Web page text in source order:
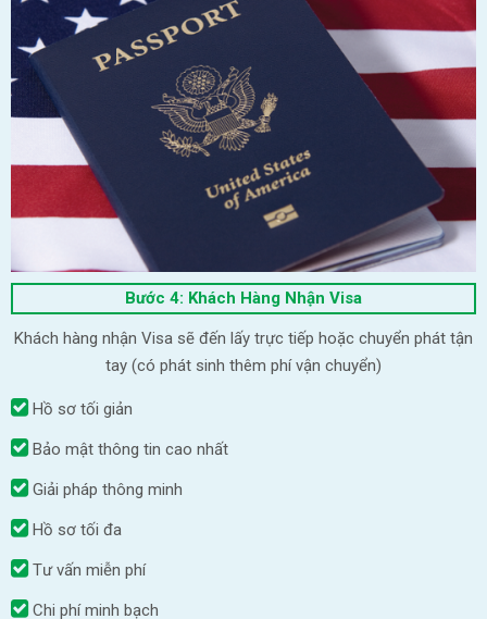
Bước 4: Khách Hàng Nhận Visa
Khách hàng nhận Visa sẽ đến lấy trực tiếp hoặc chuyển phát tận
tay (có phát sinh thêm phí vận chuyển)
Hồ sơ tối giản
Bảo mật thông tin cao nhất
Giải pháp thông minh
Hồ sơ tối đa
Tư vấn miễn phí
Chi phí minh bạch